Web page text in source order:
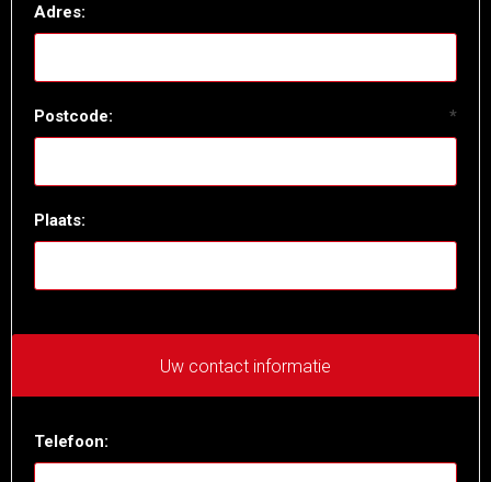
Adres:
Postcode: *
Plaats:
Uw contact informatie
Telefoon: